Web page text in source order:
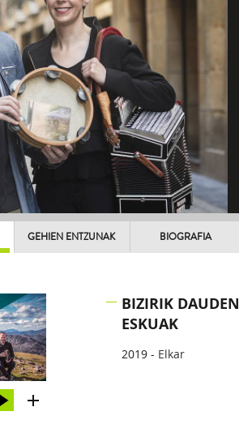
GEHIEN ENTZUNAK BIOGRAFIA
BIZIRIK DAUDEN
ESKUAK
2019 - Elkar